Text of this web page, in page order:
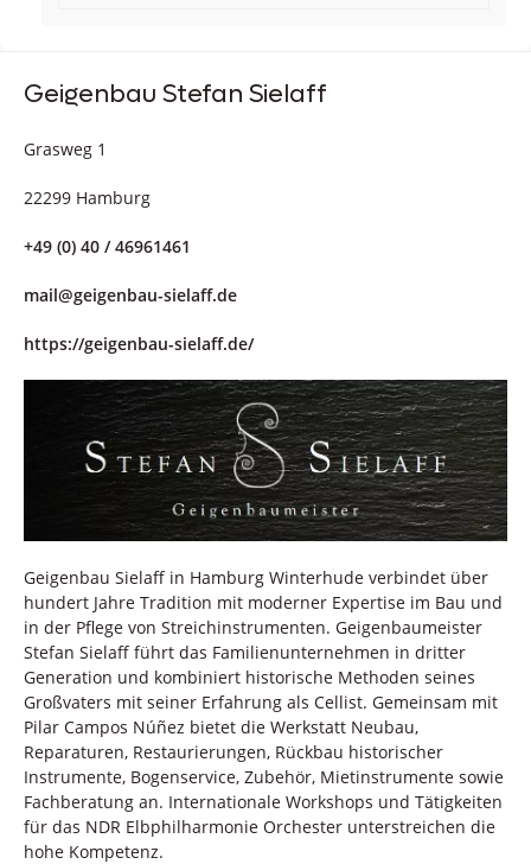
Geigenbau Stefan Sielaff
Grasweg 1
22299 Hamburg
+49 (0) 40 / 46961461
mail@geigenbau-sielaff.de
https://geigenbau-sielaff.de/
Geigenbau Sielaff in Hamburg Winterhude verbindet über
hundert Jahre Tradition mit moderner Expertise im Bau und
in der Pflege von Streichinstrumenten. Geigenbaumeister
Stefan Sielaff führt das Familienunternehmen in dritter
Generation und kombiniert historische Methoden seines
Großvaters mit seiner Erfahrung als Cellist. Gemeinsam mit
Pilar Campos Núñez bietet die Werkstatt Neubau,
Reparaturen, Restaurierungen, Rückbau historischer
Instrumente, Bogenservice, Zubehör, Mietinstrumente sowie
Fachberatung an. Internationale Workshops und Tätigkeiten
für das NDR Elbphilharmonie Orchester unterstreichen die
hohe Kompetenz.